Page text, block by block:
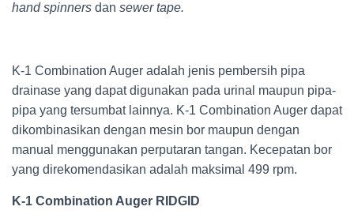
hand spinners dan sewer tape.
K-1 Combination Auger adalah jenis pembersih pipa
drainase yang dapat digunakan pada urinal maupun pipa-
pipa yang tersumbat lainnya. K-1 Combination Auger dapat
dikombinasikan dengan mesin bor maupun dengan
manual menggunakan perputaran tangan. Kecepatan bor
yang direkomendasikan adalah maksimal 499 rpm.
K-1 Combination Auger RIDGID